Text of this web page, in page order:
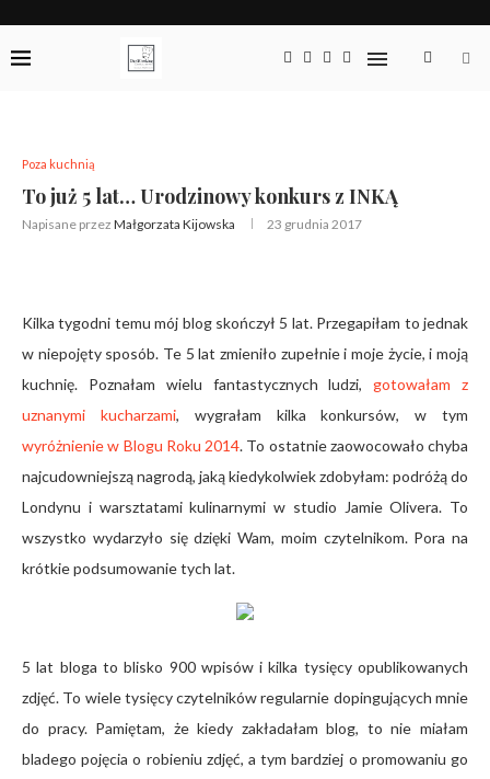
Poza kuchnią
To już 5 lat… Urodzinowy konkurs z INKĄ
Napisane przez Małgorzata Kijowska 23 grudnia 2017
Kilka tygodni temu mój blog skończył 5 lat. Przegapiłam to jednak
w niepojęty sposób. Te 5 lat zmieniło zupełnie i moje życie, i moją
kuchnię. Poznałam wielu fantastycznych ludzi,gotowałam z
uznanymi kucharzami, wygrałam kilka konkursów, w tym
wyróżnienie w Blogu Roku 2014. To ostatnie zaowocowało chyba
najcudowniejszą nagrodą, jaką kiedykolwiek zdobyłam: podróżą do
Londynu i warsztatami kulinarnymi w studio Jamie Olivera. To
wszystko wydarzyło się dzięki Wam, moim czytelnikom. Pora na
krótkie podsumowanie tych lat.
5 lat bloga to blisko 900 wpisów i kilka tysięcy opublikowanych
zdjęć. To wiele tysięcy czytelników regularnie dopingujących mnie
do pracy. Pamiętam, że kiedy zakładałam blog, to nie miałam
bladego pojęcia o robieniu zdjęć, a tym bardziej o promowaniu go